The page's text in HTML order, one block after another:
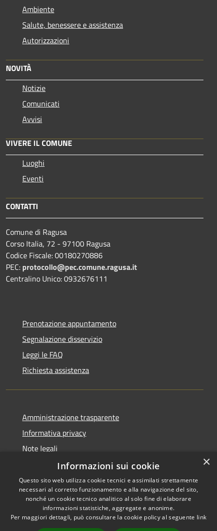
Ambiente
Salute, benessere e assistenza
Autorizzazioni
NOVITÀ
Notizie
Comunicati
Avvisi
VIVERE IL COMUNE
Luoghi
Eventi
CONTATTI
Comune di Ragusa
Corso Italia, 72 - 97100 Ragusa
Codice Fiscale: 00180270886
PEC: protocollo@pec.comune.ragusa.it
Centralino Unico: 0932676111
Prenotazione appuntamento
Segnalazione disservizio
Leggi le FAQ
Richiesta assistenza
Amministrazione trasparente
Informativa privacy
Note legali
Dichiarazione di accessibilità
RSS
Accessibility
Copyright © 2026 • Town of
Ragusa • Powered by
×
Informazioni sui cookie
Questo sito web utilizza cookie tecnici e assimilati strettamente
necessari al corretto funzionamento e alla navigazione del sito,
nonché un cookie tecnico analitico al solo fine di elaborare
informazioni statistiche, aggregate e anonime.
Per maggiori dettagli, può consultare la cookie policy al seguente link